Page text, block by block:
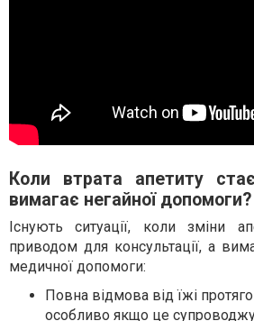
Коли втрата апетиту
вимагає негайної допомоги?
Існують ситуації, коли зміни
приводом для консультації, а
медичної допомоги:
Повна відмова від їжі
особливо якщо це